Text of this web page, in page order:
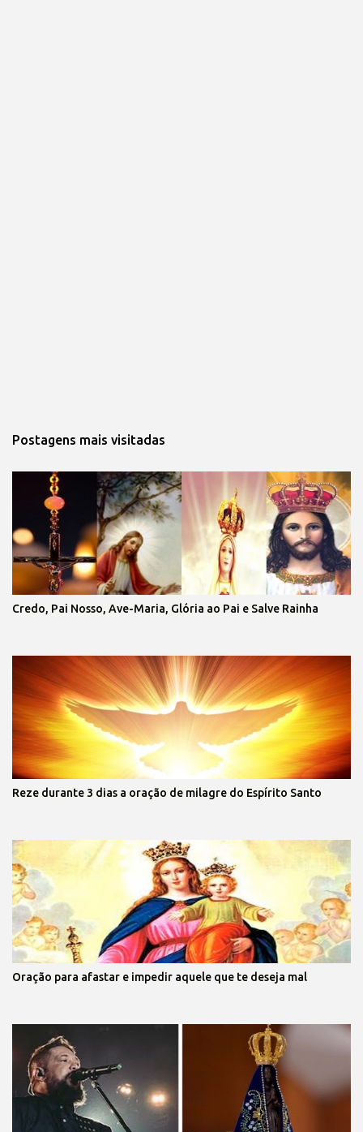
Postagens mais visitadas
Credo, Pai Nosso, Ave-Maria, Glória ao Pai e Salve Rainha
Reze durante 3 dias a oração de milagre do Espírito Santo
Oração para afastar e impedir aquele que te deseja mal